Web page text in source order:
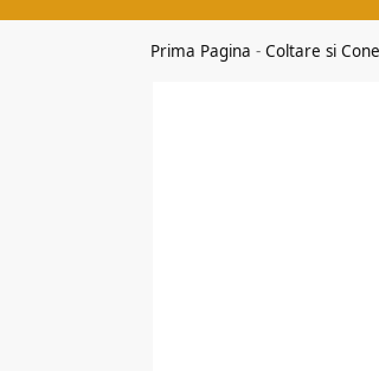
Prima Pagina -Coltare si